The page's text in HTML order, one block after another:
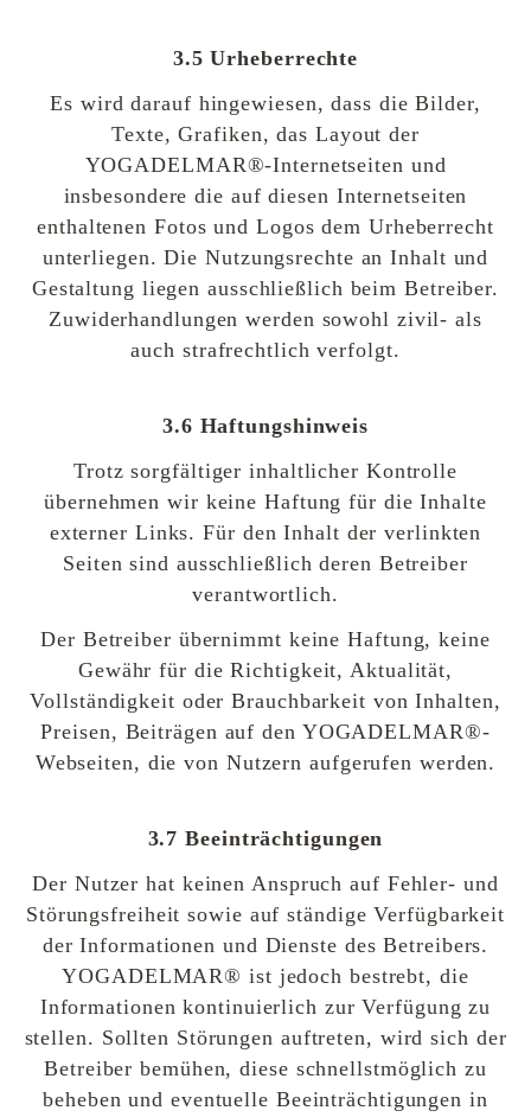
3.5 Urheberrechte
Es wird darauf hingewiesen, dass die Bilder,
Texte, Grafiken, das Layout der
YOGADELMAR®-Internetseiten und
insbesondere die auf diesen Internetseiten
enthaltenen Fotos und Logos dem Urheberrecht
unterliegen. Die Nutzungsrechte an Inhalt und
Gestaltung liegen ausschließlich beim Betreiber.
Zuwiderhandlungen werden sowohl zivil- als
auch strafrechtlich verfolgt.
3.6 Haftungshinweis
Trotz sorgfältiger inhaltlicher Kontrolle
übernehmen wir keine Haftung für die Inhalte
externer Links. Für den Inhalt der verlinkten
Seiten sind ausschließlich deren Betreiber
verantwortlich.
Der Betreiber übernimmt keine Haftung, keine
Gewähr für die Richtigkeit, Aktualität,
Vollständigkeit oder Brauchbarkeit von Inhalten,
Preisen, Beiträgen auf den YOGADELMAR®-
Webseiten, die von Nutzern aufgerufen werden.
3.7 Beeinträchtigungen
Der Nutzer hat keinen Anspruch auf Fehler- und
Störungsfreiheit sowie auf ständige Verfügbarkeit
der Informationen und Dienste des Betreibers.
YOGADELMAR® ist jedoch bestrebt, die
Informationen kontinuierlich zur Verfügung zu
stellen. Sollten Störungen auftreten, wird sich der
Betreiber bemühen, diese schnellstmöglich zu
beheben und eventuelle Beeinträchtigungen in